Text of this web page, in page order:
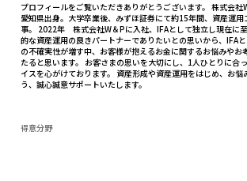
プロフィールをご覧いただきありがとうございます。 株式会社W&Pの
愛知県出身。大学卒業後、みずほ証券にて約15年間、資産運
事。 2022年 株式会社W＆Pに入社、IFAとして独立し現在に
的な資産運用の良きパートナーでありたいとの思いから、IFAとして
の不確実性が増す中、お客様が抱えるお金に関するお悩みやお
たると思います。 お客さまの思いを大切にし、1人ひとりに合ったファイナンシャルアドバ
イスを心がけております。 資産形成や資産運用をはじめ、お悩みのお客様の一助となるよ
う、誠心誠意サポートいたします。
得意分野